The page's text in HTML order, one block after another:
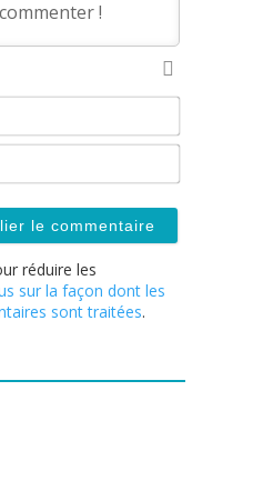
Nom*
E-
réduire les
sur la façon dont les
sont traitées.